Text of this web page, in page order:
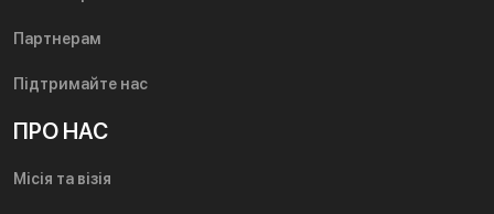
Партнерам
Підтримайте нас
ПРО НАС
Місія та візія